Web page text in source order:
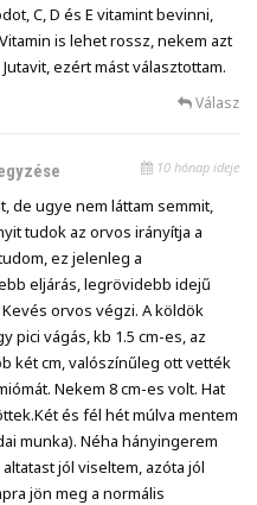
C, D és E vitamint bevinni,
is lehet rossz, nekem azt
ezért mást választottam.
Válasz
10 hónap ideje
de ugye nem láttam semmit,
tudok az orvos irányítja a
ez jelenleg a
eljárás, legrövidebb idejű
orvos végzi. A köldök
pici vágás, kb 1.5 cm-es, az
két cm, valószínűleg ott vették
Nekem 8 cm-es volt. Hat
és fél hét múlva mentem
munka). Néha hányingerem
jól viseltem, azóta jól
jön meg a normális